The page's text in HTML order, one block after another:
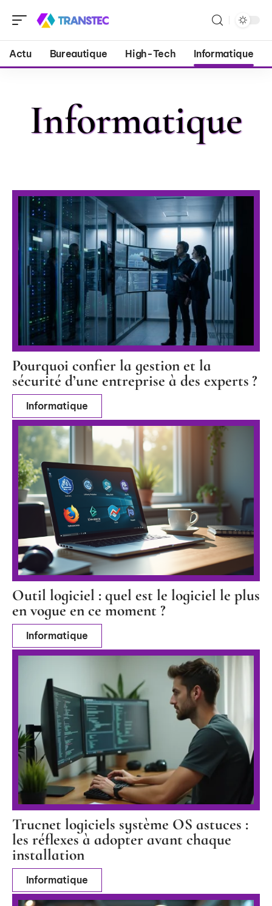
Actu Bureautique High-Tech Informatique
Informatique
Pourquoi confier la gestion et la
sécurité d’une entreprise à des experts ?
Informatique
Outil logiciel : quel est le logiciel le plus
en vogue en ce moment ?
Informatique
Trucnet logiciels système OS astuces :
les réflexes à adopter avant chaque
installation
Informatique